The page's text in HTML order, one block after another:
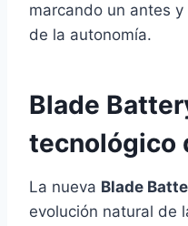
marcando un antes
de la autonomía.
Blade
tecnológico
La nueva Blade
evolución natural de